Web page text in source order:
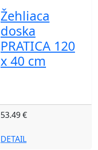
Žehliaca
doska
PRATICA 120
x 40 cm
53.49 €
DETAIL